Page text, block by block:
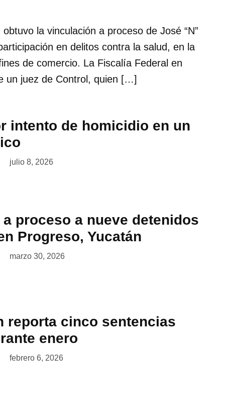
la vinculación a proceso de José “N”
en delitos contra la salud, en la
de comercio. La Fiscalía Federal en
un juez de Control, quien […]
intento de homicidio en un
julio 8, 2026
proceso a nueve detenidos
Progreso, Yucatán
marzo 30, 2026
reporta cinco sentencias
enero
febrero 6, 2026